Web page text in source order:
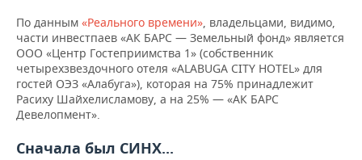
По данным «Реального времени», владельцами, видимо,
части инвестпаев «АК БАРС — Земельный фонд» является
ООО «Центр Гостеприимства 1» (собственник
четырехзвездочного отеля «ALABUGA CITY HOTEL» для
гостей ОЭЗ «Алабуга»), которая на 75% принадлежит
Расиху Шайхелисламову, а на 25% — «АК БАРС
Девелопмент».
Сначала был СИНХ...